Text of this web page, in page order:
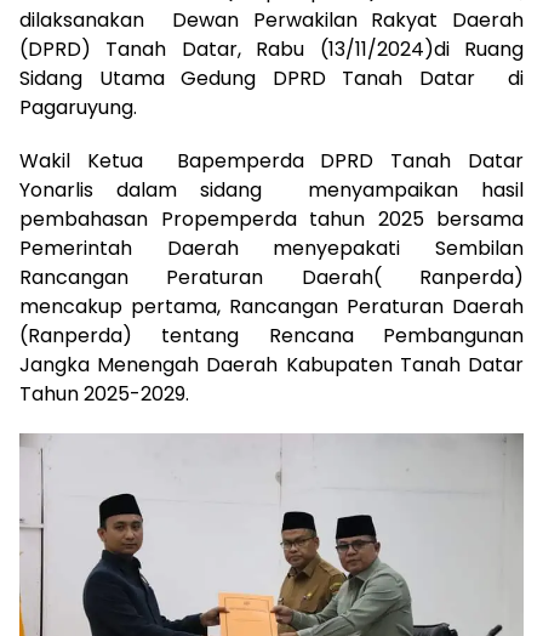
dilaksanakan Dewan Perwakilan Rakyat Daerah
(DPRD) Tanah Datar, Rabu (13/11/2024)di Ruang
Sidang Utama Gedung DPRD Tanah Datar di
Pagaruyung.
Wakil Ketua Bapemperda DPRD Tanah Datar
Yonarlis dalam sidang menyampaikan hasil
pembahasan Propemperda tahun 2025 bersama
Pemerintah Daerah menyepakati Sembilan
Rancangan Peraturan Daerah( Ranperda)
mencakup pertama, Rancangan Peraturan Daerah
(Ranperda) tentang Rencana Pembangunan
Jangka Menengah Daerah Kabupaten Tanah Datar
Tahun 2025-2029.